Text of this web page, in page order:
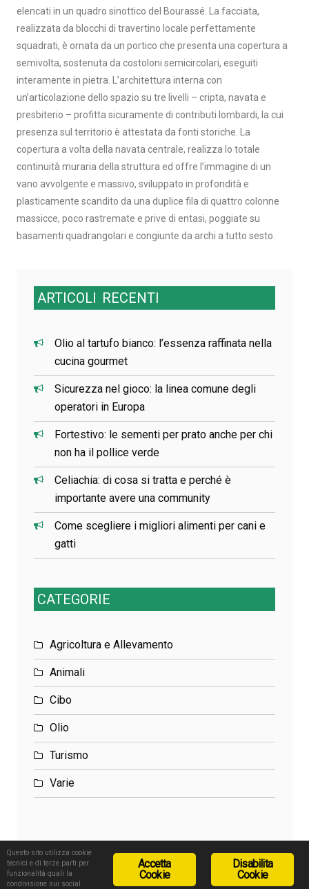
elencati in un quadro sinottico del Bourassé. La facciata,
realizzata da blocchi di travertino locale perfettamente
squadrati, è ornata da un portico che presenta una copertura a
semivolta, sostenuta da costoloni semicircolari, eseguiti
interamente in pietra. L’architettura interna con
un’articolazione dello spazio su tre livelli – cripta, navata e
presbiterio – profitta sicuramente di contributi lombardi, la cui
presenza sul territorio è attestata da fonti storiche. La
copertura a volta della navata centrale, realizza lo totale
continuità muraria della struttura ed offre l’immagine di un
vano avvolgente e massivo, sviluppato in profondità e
plasticamente scandito da una duplice fila di quattro colonne
massicce, poco rastremate e prive di entasi, poggiate su
basamenti quadrangolari e congiunte da archi a tutto sesto.
ARTICOLI RECENTI
Olio al tartufo bianco: l’essenza raffinata nella
cucina gourmet
Sicurezza nel gioco: la linea comune degli
operatori in Europa
Fortestivo: le sementi per prato anche per chi
non ha il pollice verde
Celiachia: di cosa si tratta e perché è
importante avere una community
Come scegliere i migliori alimenti per cani e
gatti
CATEGORIE
Agricoltura e Allevamento
Animali
Cibo
Olio
Turismo
Varie
Disabilita
Cookie
Accetta
Cookie
Questo sito utilizza cookie
tecnici e di terze parti per
funzionalità quali la
condivisione sui social